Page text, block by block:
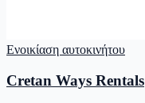
Ενοικίαση αυτοκινήτου
Cretan Ways Rentals